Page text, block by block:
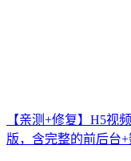
【亲测+修复】H5视
版，含完整的前后台